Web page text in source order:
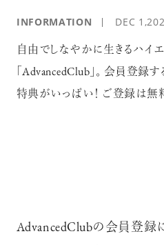
INFORMATION DEC
自由でしなやかに生きるハイ
「AdvancedClub」。 会員登録
特典がいっぱい！ ご登録は無
AdvancedClubの会員登録